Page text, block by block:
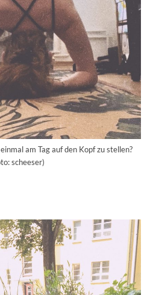
am Tag auf den Kopf zu stellen?
scheeser)